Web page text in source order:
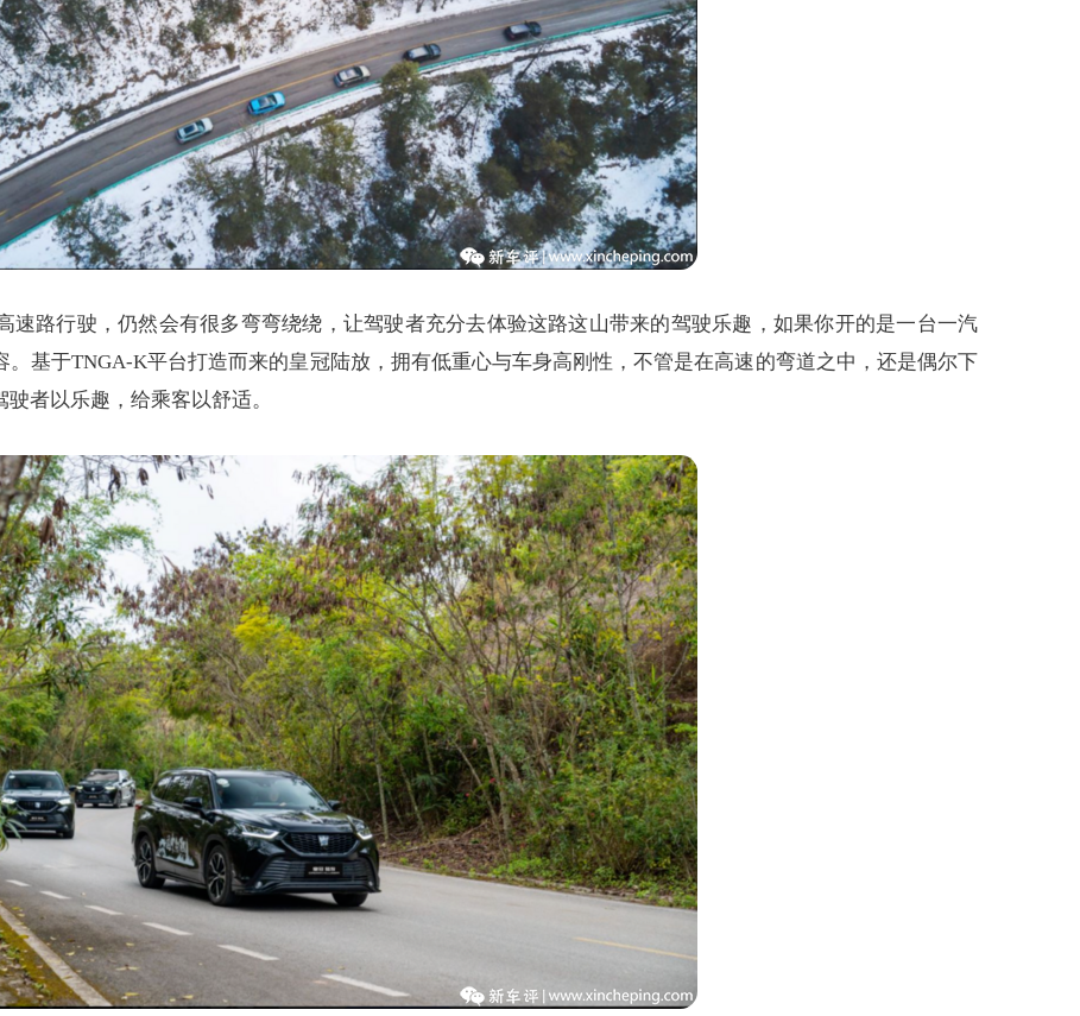
速路行驶，仍然会有很多弯弯绕绕，让驾驶者充分去体验这路这山带来的驾驶乐趣，如果你开的是一台一汽
基于TNGA-K平台打造而来的皇冠陆放，拥有低重心与车身高刚性，不管是在高速的弯道之中，还是偶尔下
者以乐趣，给乘客以舒适。